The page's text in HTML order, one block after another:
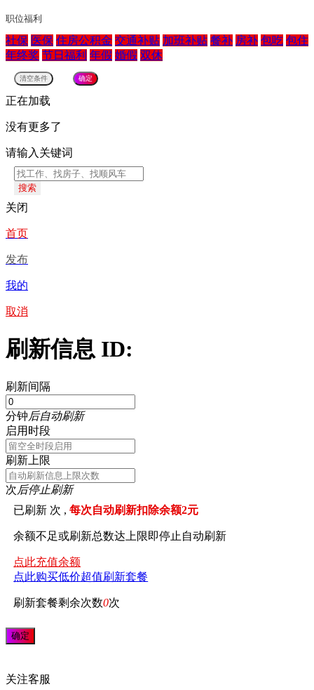
职位福利
社保 医保 住房公积金 交通补贴 加班补贴 餐补 房补 包吃 包住
年终奖 节日福利 年假 婚假 双休
正在加载
没有更多了
请输入关键词
搜索
关闭
首页
发布
我的
取消
刷新信息 ID:
刷新间隔
分钟后自动刷新
启用时段
刷新上限
次后停止刷新
已刷新 次 ,每次自动刷新扣除余额2元
余额不足或刷新总数达上限即停止自动刷新
点此充值余额
点此购买低价超值刷新套餐
刷新套餐剩余次数0次
关注客服